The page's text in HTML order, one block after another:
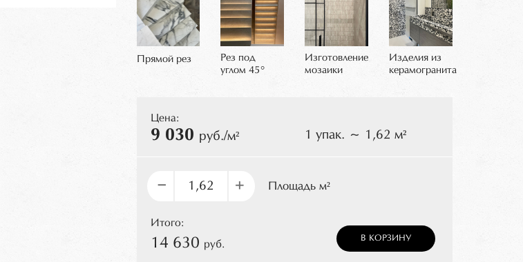
Прямой рез
Рез под
углом 45°
Изготовление
мозаики
Изделия из
керамогранита
Цена:
9 030 руб./м² 1 упак. ~ 1,62 м²
– + Площадь м²
Итого:
14 630 руб.
В КОРЗИНУ